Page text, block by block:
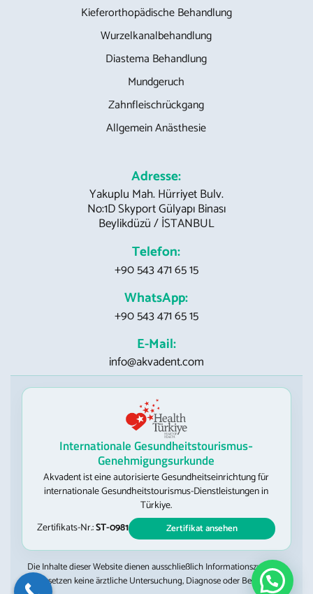
Kieferorthopädische Behandlung
Wurzelkanalbehandlung
Diastema Behandlung
Mundgeruch
Zahnfleischrückgang
Allgemein Anästhesie
Adresse:
Yakuplu Mah. Hürriyet Bulv.
No:1D Skyport Gülyapı Binası
Beylikdüzü / İSTANBUL
Telefon:
+90 543 471 65 15
WhatsApp:
+90 543 471 65 15
E-Mail:
info@akvadent.com
Internationale Gesundheitstourismus-
Genehmigungsurkunde
Akvadent ist eine autorisierte Gesundheitseinrichtung für
internationale Gesundheitstourismus-Dienstleistungen in
Türkiye.
Zertifikats-Nr.:ST-0981 Zertifikat ansehen
Die Inhalte dieser Website dienen ausschließlich Informationszwecken
und ersetzen keine ärztliche Untersuchung, Diagnose oder Behandlung.